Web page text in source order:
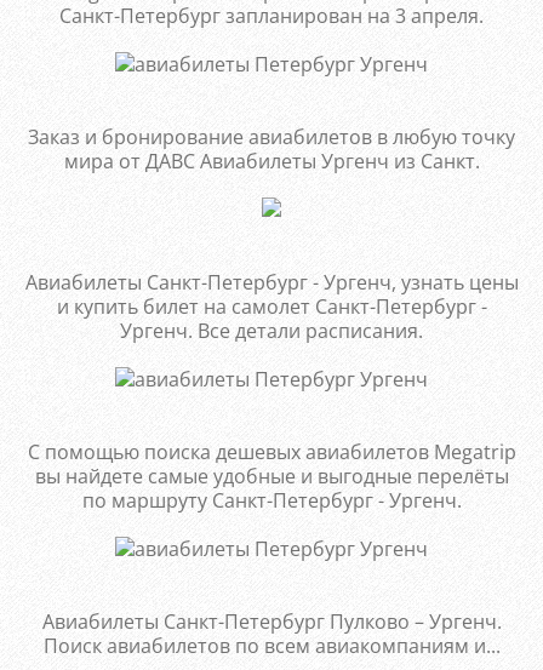
Санкт-Петербург запланирован на 3 апреля.
Заказ и бронирование авиабилетов в любую точку
мира от ДАВС Авиабилеты Ургенч из Санкт.
Авиабилеты Санкт-Петербург - Ургенч, узнать цены
и купить билет на самолет Санкт-Петербург -
Ургенч. Все детали расписания.
С помощью поиска дешевых авиабилетов Megatrip
вы найдете самые удобные и выгодные перелёты
по маршруту Санкт-Петербург - Ургенч.
Авиабилеты Санкт-Петербург Пулково – Ургенч.
Поиск авиабилетов по всем авиакомпаниям и...